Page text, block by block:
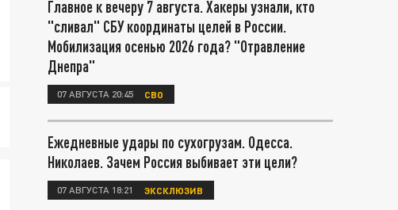
Главное к вечеру 7 августа. Хакеры узнали, кто
"сливал" СБУ координаты целей в России.
Мобилизация осенью 2026 года? "Отравление
Днепра"
07 АВГУСТА 20:45 СВО
Ежедневные удары по сухогрузам. Одесса.
Николаев. Зачем Россия выбивает эти цели?
07 АВГУСТА 18:21 ЭКСКЛЮЗИВ